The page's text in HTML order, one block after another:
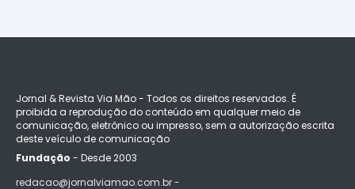
Jornal & Revista Via Mão - Todos os direitos reservados. É
proibida a reprodução do conteúdo em qualquer meio de
comunicação, eletrônico ou impresso, sem a autorização escrita
deste veículo de comunicação
Fundação - Desde 2003
redacao@jornalviamao.com.br -